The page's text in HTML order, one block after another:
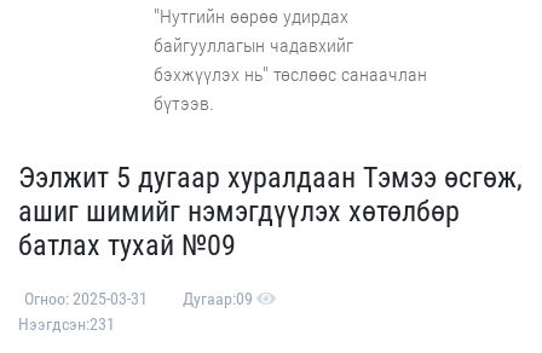
"Нутгийн өөрөө удирдах
байгууллагын чадавхийг
бэхжүүлэх нь" төслөөс санаачлан
бүтээв.
Ээлжит 5 дугаар хуралдаан Тэмээ өсгөж,
ашиг шимийг нэмэгдүүлэх хөтөлбөр
батлах тухай №09
Огноо: 2025-03-31
Дугаар:09
Нээгдсэн:231